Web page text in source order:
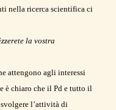
nella ricerca scientifica ci
la vostra
attengono agli interessi
è chiaro che il Pd e tutto il
l’attività di